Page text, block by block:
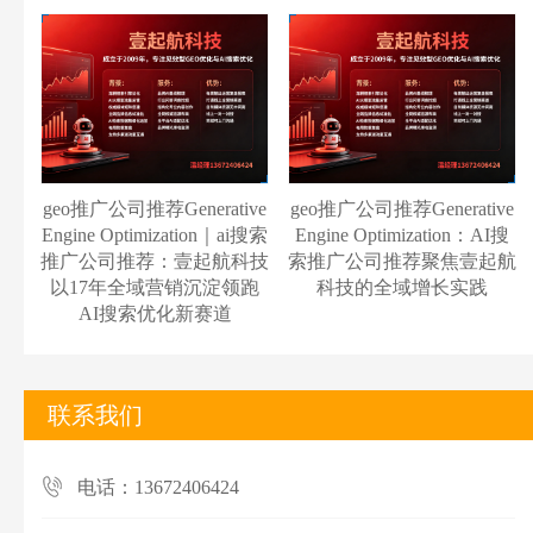
geo推广公司推荐Generative
Engine Optimization｜ai搜索
推广公司推荐：壹起航科技
以17年全域营销沉淀领跑
AI搜索优化新赛道
geo推广公司推荐Generative
Engine Optimization：AI搜
索推广公司推荐聚焦壹起航
科技的全域增长实践
联系我们
电话：13672406424